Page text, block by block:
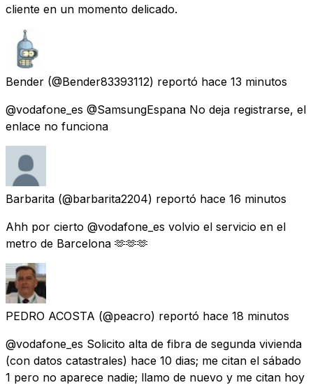
cliente en un momento delicado.
Bender (@Bender83393112) reportó hace 13 minutos
@vodafone_es @SamsungEspana No deja registrarse, el
enlace no funciona
Barbarita (@barbarita2204) reportó hace 16 minutos
Ahh por cierto @vodafone_es volvio el servicio en el
metro de Barcelona 🫶🫶🫶
PEDRO ACOSTA (@peacro) reportó hace 18 minutos
@vodafone_es Solicito alta de fibra de segunda vivienda
(con datos catastrales) hace 10 dias; me citan el sábado
1 pero no aparece nadie; llamo de nuevo y me citan hoy